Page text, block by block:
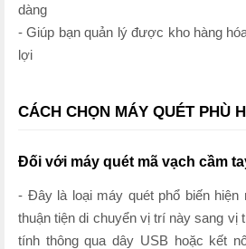
dàng
- Giúp bạn quản lý được kho hàng
lợi
CÁCH CHỌN MÁY QUÉT PHÙ
Đối với máy quét mã vạch cầm
- Đây là loại máy quét phổ biến hiện
thuận tiện di chuyển vị trí này sang vị
tính thông qua dây USB hoặc kết